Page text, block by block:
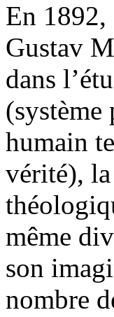
En 1892,
Gustav
dans
(système
humain
vérité),
même
son
nombre